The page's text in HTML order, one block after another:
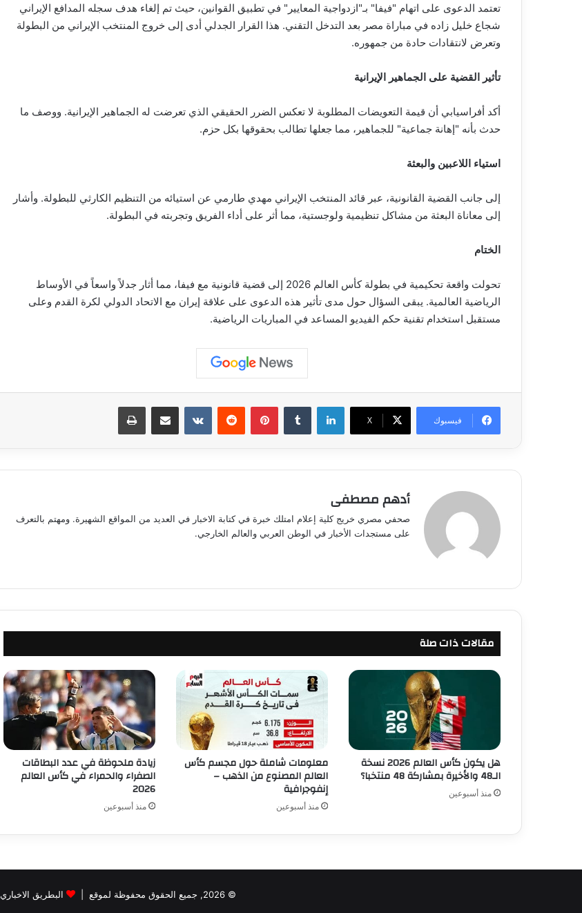
تعتمد الدعوى على اتهام "فيفا" بـ"ازدواجية المعايير" في تطبيق القوانين، حيث تم إلغاء هدف سجله المدافع الإيراني
شجاع خليل زاده في مباراة مصر بعد التدخل التقني. هذا القرار الجدلي أدى إلى خروج المنتخب الإيراني من البطولة
وتعرض لانتقادات حادة من جمهوره.
تأثير القضية على الجماهير الإيرانية
أكد أفراسيابي أن قيمة التعويضات المطلوبة لا تعكس الضرر الحقيقي الذي تعرضت له الجماهير الإيرانية. ووصف ما
حدث بأنه "إهانة جماعية" للجماهير، مما جعلها تطالب بحقوقها بكل حزم.
استياء اللاعبين والبعثة
إلى جانب القضية القانونية، عبر قائد المنتخب الإيراني مهدي طارمي عن استيائه من التنظيم الكارثي للبطولة. وأشار
إلى معاناة البعثة من مشاكل تنظيمية ولوجستية، مما أثر على أداء الفريق وتجربته في البطولة.
الختام
تحولت واقعة تحكيمية في بطولة كأس العالم 2026 إلى قضية قانونية مع فيفا، مما أثار جدلاً واسعاً في الأوساط
الرياضية العالمية. يبقى السؤال حول مدى تأثير هذه الدعوى على علاقة إيران مع الاتحاد الدولي لكرة القدم وعلى
مستقبل استخدام تقنية حكم الفيديو المساعد في المباريات الرياضية.
فيسبوك ‫X
لينكدإن بينتيريست مشاركة عبر البريد طباعة
أدهم مصطفى
صحفي مصري خريج كلية إعلام امتلك خبرة في كتابة الاخبار في العديد من المواقع الشهيرة. ومهتم بالتعرف
على مستجدات الأخبار في الوطن العربي والعالم الخارجي.
مقالات ذات صلة
هل يكون كأس العالم 2026 نسخة
الـ48 والأخيرة بمشاركة 48 منتخبا؟
منذ أسبوعين
معلومات شاملة حول مجسم كأس
العالم المصنوع من الذهب –
إنفوجرافية
منذ أسبوعين
زيادة ملحوظة في عدد البطاقات
الصفراء والحمراء في كأس العالم
2026
منذ أسبوعين
© 2026, جميع الحقوق محفوظة لموقع |
البطريق الاخباري